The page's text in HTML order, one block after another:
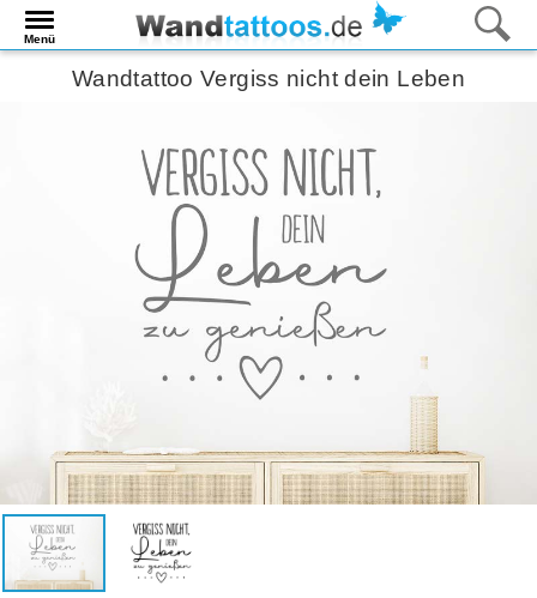
Menü
Wandtattoo Vergiss nicht dein Leben